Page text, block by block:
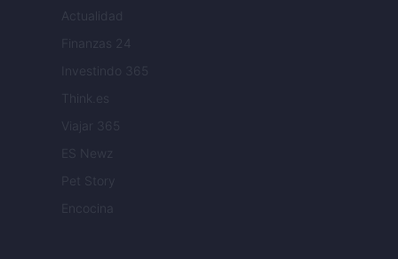
Actualidad
Finanzas 24
Investindo 365
Think.es
Viajar 365
ES Newz
Pet Story
Encocina